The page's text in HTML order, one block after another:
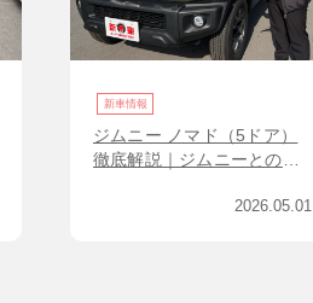
新車情報
ジムニー ノマド（5ドア）
徹底解説｜ジムニーとの違
2026.05.01